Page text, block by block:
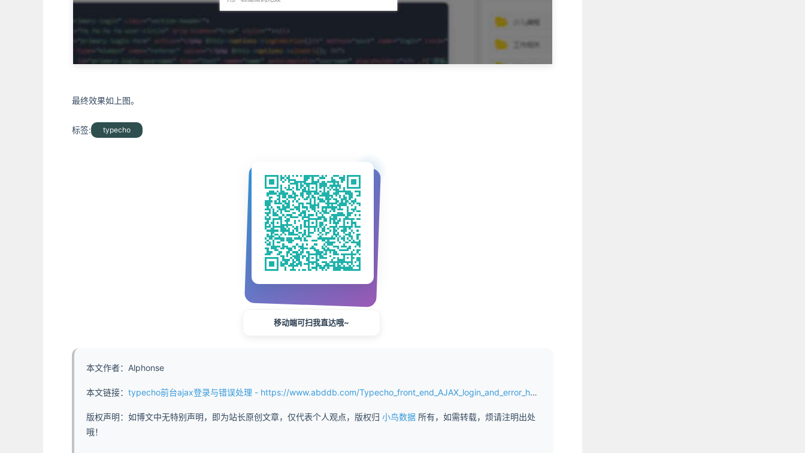
最终效果如上图。
标签: typecho
移动端可扫我直达哦~
本文作者：Alphonse
本文链接： typecho前台ajax登录与错误处理 - https://www.abddb.com/Typecho_front_end_AJAX_login_and_error_handling.html
版权声明：如博文中无特别声明，即为站长原创文章，仅代表个人观点，版权归 小鸟数据 所有，如需转载，烦请注明出处
哦！